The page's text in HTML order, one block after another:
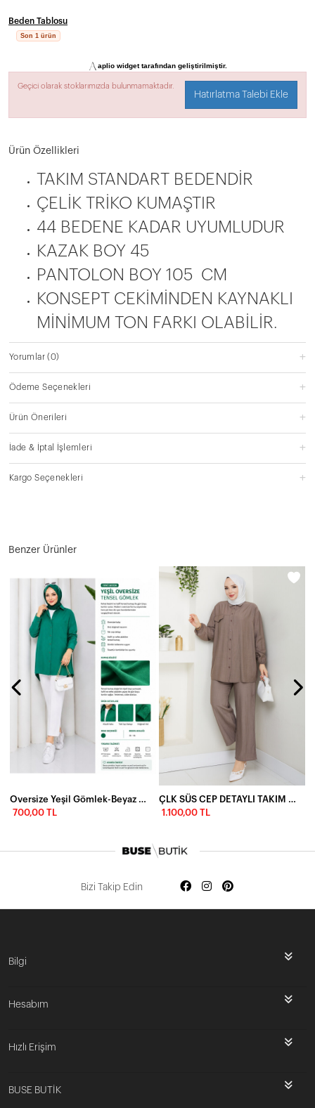
Beden Tablosu
Son 1 ürün
aplio widget tarafından geliştirilmiştir.
Geçici olarak stoklarımızda bulunmamaktadır.
Hatırlatma Talebi Ekle
Ürün Özellikleri
TAKIM STANDART BEDENDİR
ÇELİK TRİKO KUMAŞTIR
44 BEDENE KADAR UYUMLUDUR
KAZAK BOY 45
PANTOLON BOY 105 CM
KONSEPT CEKİMİNDEN KAYNAKLI
MİNİMUM TON FARKI OLABİLİR.
Yorumlar(0)
Ödeme Seçenekleri
Ürün Önerileri
İade & İptal İşlemleri
Kargo Seçenekleri
Benzer Ürünler
700,00 TL
1.100,00 TL
Bizi Takip Edin
Bilgi
Hesabım
Hızlı Erişim
BUSE BUTİK